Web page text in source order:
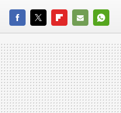
FACEBOOK
TWITTERFLIPBOARD
E-
MAIL